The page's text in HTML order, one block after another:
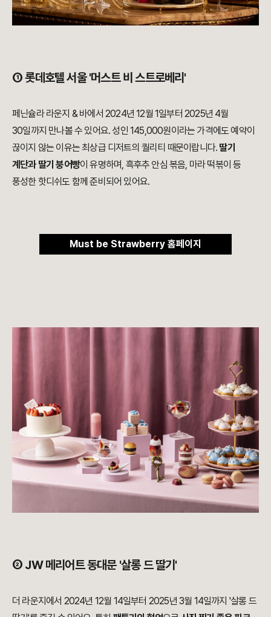
① 롯데호텔 서울 '머스트 비 스트로베리'
페닌슐라 라운지 & 바에서 2024년 12월 1일부터 2025년 4월
30일까지 만나볼 수 있어요. 성인 145,000원이라는 가격에도 예약이
끊이지 않는 이유는 최상급 디저트의 퀄리티 때문이랍니다. 딸기
계단과 딸기 붕어빵이 유명하며, 흑후추 안심 볶음, 마라 떡볶이 등
풍성한 핫디쉬도 함께 준비되어 있어요.
Must be Strawberry 홈페이지
② JW 메리어트 동대문 '살롱 드 딸기'
더 라운지에서 2024년 12월 14일부터 2025년 3월 14일까지 '살롱 드